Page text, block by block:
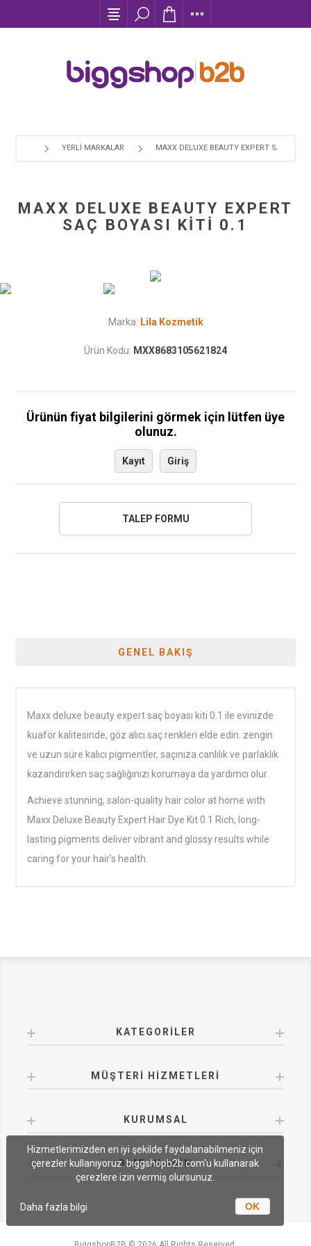
YERLI MARKALAR MAXX DELUXE BEAUTY EXPERT SAÇ
MAXX DELUXE BEAUTY EXPERT
SAÇ BOYASI KİTİ 0.1
Marka: Lila Kozmetik
Ürün Kodu: MXX8683105621824
Ürünün fiyat bilgilerini görmek için lütfen üye
olunuz.
Kayıt Giriş
GENEL BAKIŞ
Maxx deluxe beauty expert saç boyası kiti 0.1 ile evinizde
kuaför kalitesinde, göz alıcı saç renkleri elde edin. zengin
ve uzun süre kalıcı pigmentler, saçınıza canlılık ve parlaklık
kazandırırken saç sağlığınızı korumaya da yardımcı olur.
Achieve stunning, salon-quality hair color at home with
Maxx Deluxe Beauty Expert Hair Dye Kit 0.1 Rich, long-
lasting pigments deliver vibrant and glossy results while
caring for your hair’s health.
KATEGORILER
MÜŞTERI HIZMETLERI
KURUMSAL
BIZE ULAŞIN
Hizmetlerimizden en iyi şekilde faydalanabilmeniz için
çerezler kullanıyoruz. biggshopb2b.com'u kullanarak
çerezlere izin vermiş olursunuz.
OK
Daha fazla bilgi